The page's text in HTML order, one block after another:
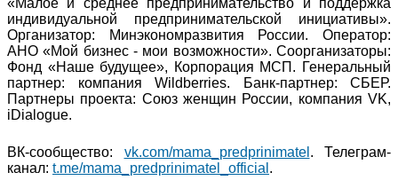
индивидуальной предпринимательской инициативы».
Организатор: Минэкономразвития России. Оператор:
АНО «Мой бизнес - мои возможности». Соорганизаторы:
Фонд «Наше будущее», Корпорация МСП. Генеральный
партнер: компания Wildberries. Банк-партнер: СБЕР.
Партнеры проекта: Союз женщин России, компания VK,
iDialogue.
ВК-сообщество: vk.com/mama_predprinimatel . Телеграм-
канал: t.me/mama_predprinimatel_official .